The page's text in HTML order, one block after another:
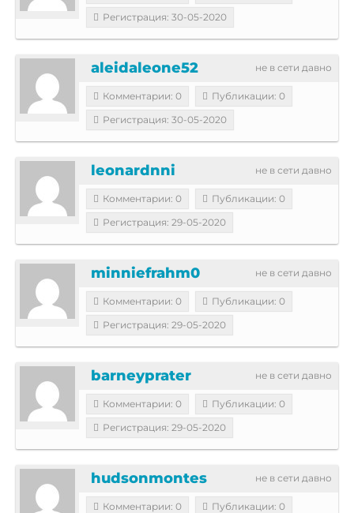
Регистрация: 30-05-2020
не в сети давно
aleidaleone52
Комментарии: 0
Публикации: 0
Регистрация: 30-05-2020
не в сети давно
leonardnni
Комментарии: 0
Публикации: 0
Регистрация: 29-05-2020
не в сети давно
minniefrahm0
Комментарии: 0
Публикации: 0
Регистрация: 29-05-2020
не в сети давно
barneyprater
Комментарии: 0
Публикации: 0
Регистрация: 29-05-2020
не в сети давно
hudsonmontes
Комментарии: 0
Публикации: 0